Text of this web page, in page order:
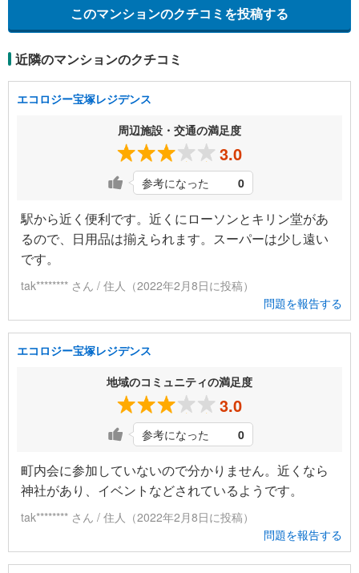
このマンションのクチコミを投稿する
近隣のマンションのクチコミ
エコロジー宝塚レジデンス
周辺施設・交通の満足度
3.0
参考になった 0
駅から近く便利です。近くにローソンとキリン堂があ
るので、日用品は揃えられます。スーパーは少し遠い
です。
tak******** さん / 住人（2022年2月8日に投稿）
問題を報告する
エコロジー宝塚レジデンス
地域のコミュニティの満足度
3.0
参考になった 0
町内会に参加していないので分かりません。近くなら
神社があり、イベントなどされているようです。
tak******** さん / 住人（2022年2月8日に投稿）
問題を報告する